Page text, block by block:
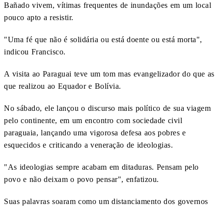
Bañado vivem, vítimas frequentes de inundações em um local
pouco apto a resistir.
"Uma fé que não é solidária ou está doente ou está morta",
indicou Francisco.
A visita ao Paraguai teve um tom mas evangelizador do que as
que realizou ao Equador e Bolívia.
No sábado, ele lançou o discurso mais político de sua viagem
pelo continente, em um encontro com sociedade civil
paraguaia, lançando uma vigorosa defesa aos pobres e
esquecidos e criticando a veneração de ideologias.
"As ideologias sempre acabam em ditaduras. Pensam pelo
povo e não deixam o povo pensar", enfatizou.
Suas palavras soaram como um distanciamento dos governos